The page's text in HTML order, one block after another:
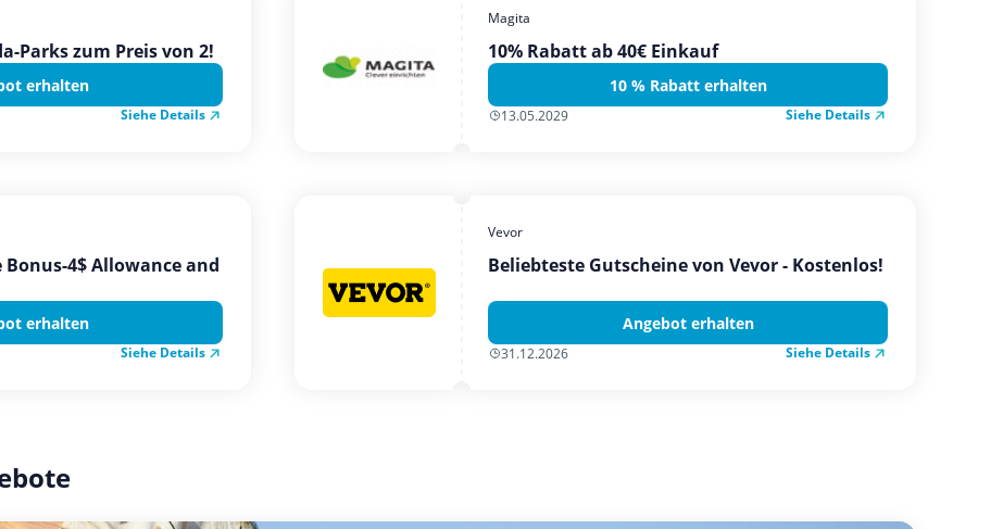
Parks zum Preis von 2!
erhalten
Siehe Details
Magita
10% Rabatt ab 40€ Einkauf
10 % Rabatt erhalten
13.05.2029 Siehe Details
Bonus-4$ Allowance and
erhalten
Siehe Details
Vevor
Beliebteste Gutscheine von Vevor - Kostenlos!
Angebot erhalten
31.12.2026 Siehe Details